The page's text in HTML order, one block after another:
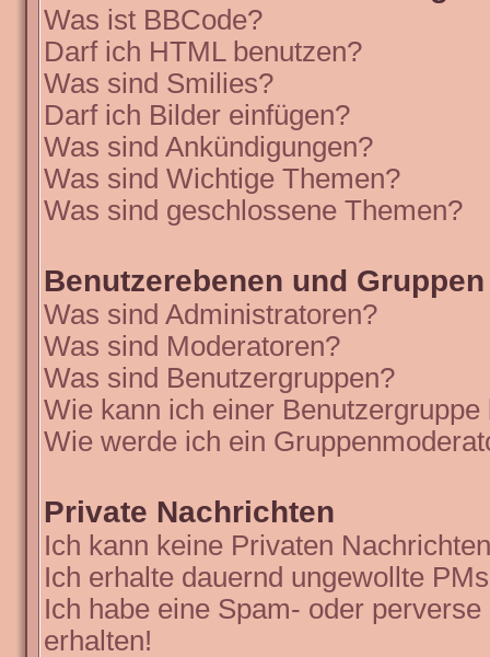
Was ist BBCode?
Darf ich HTML benutzen?
Was sind Smilies?
Darf ich Bilder einfügen?
Was sind Ankündigungen?
Was sind Wichtige Themen?
Was sind geschlossene Themen?
Benutzerebenen und Gruppen
Was sind Administratoren?
Was sind Moderatoren?
Was sind Benutzergruppen?
Wie kann ich einer Benutzergruppe
Wie werde ich ein
Private Nachrichten
Ich kann keine Privaten
Ich erhalte dauernd ungewollte
Ich habe eine Spam- oder
erhalten!